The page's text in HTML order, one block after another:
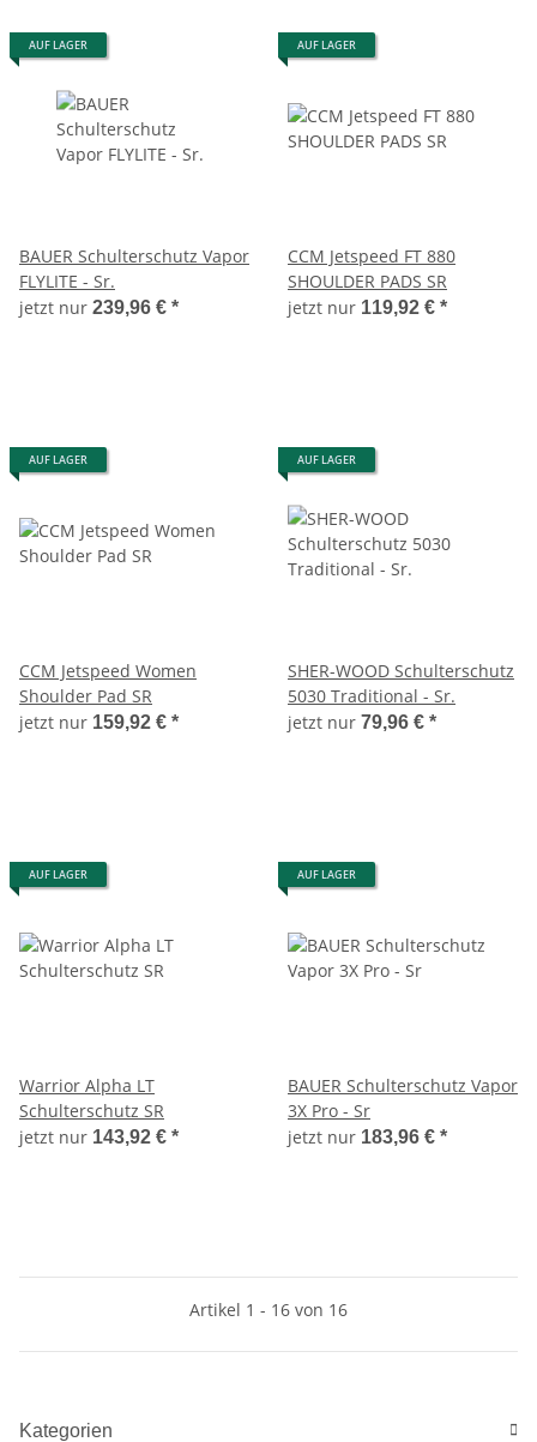
AUF LAGER
BAUER Schulterschutz Vapor
FLYLITE - Sr.
jetzt nur 239,96 € *
AUF LAGER
CCM Jetspeed FT 880
SHOULDER PADS SR
jetzt nur 119,92 € *
AUF LAGER
CCM Jetspeed Women
Shoulder Pad SR
jetzt nur 159,92 € *
AUF LAGER
SHER-WOOD Schulterschutz
5030 Traditional - Sr.
jetzt nur 79,96 € *
AUF LAGER
Warrior Alpha LT
Schulterschutz SR
jetzt nur 143,92 € *
AUF LAGER
BAUER Schulterschutz Vapor
3X Pro - Sr
jetzt nur 183,96 € *
Artikel 1 - 16 von 16
Kategorien